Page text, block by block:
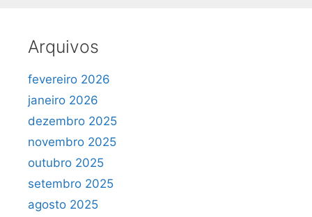
Arquivos
fevereiro 2026
janeiro 2026
dezembro 2025
novembro 2025
outubro 2025
setembro 2025
agosto 2025